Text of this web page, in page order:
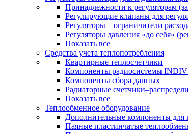
Принадлежности к регуляторам
Регулирующие клапаны для
Регуляторы – ограничители
Регуляторы давления «до себя»
Показать все
Средства учета теплопотребления
Квартирные теплосчетчики
Компоненты радиосистемы
Компоненты сбора данных
Радиаторные
Показать все
Теплообменное оборудование
Дополнительные компоненты для
Паяные пластинчатые